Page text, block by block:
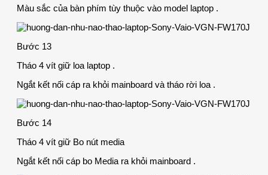
Màu sắc của bàn phím tùy thuộc vào model laptop .
Bước 13
Tháo 4 vít giữ loa laptop .
Ngắt kết nối cáp ra khỏi mainboard và tháo rời loa .
Bước 14
Tháo 4 vít giữ Bo nút media
Ngắt kết nối cáp bo Media ra khỏi mainboard .